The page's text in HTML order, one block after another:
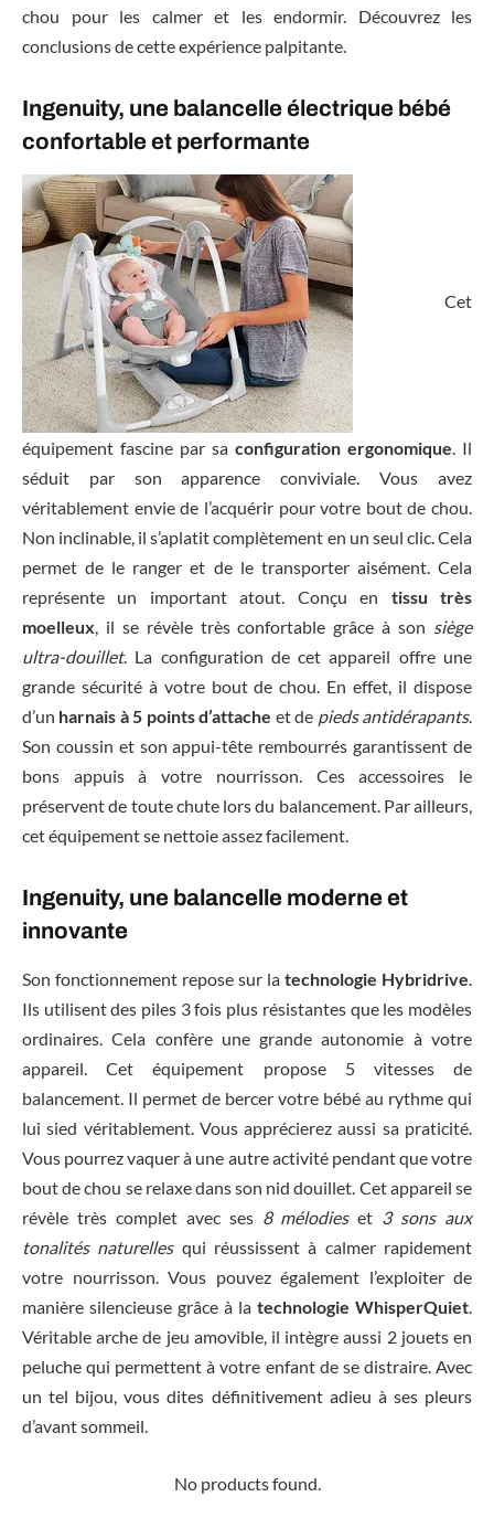
chou pour les calmer et les endormir. Découvrez les
conclusions de cette expérience palpitante.
Ingenuity, une balancelle électrique bébé
confortable et performante
Cet
équipement fascine par sa configuration ergonomique. Il
séduit par son apparence conviviale. Vous avez
véritablement envie de l’acquérir pour votre bout de chou.
Non inclinable, il s’aplatit complètement en un seul clic. Cela
permet de le ranger et de le transporter aisément. Cela
représente un important atout. Conçu en tissu très
moelleux, il se révèle très confortable grâce à son siège
ultra-douillet. La configuration de cet appareil offre une
grande sécurité à votre bout de chou. En effet, il dispose
d’un harnais à 5 points d’attache et de pieds antidérapants.
Son coussin et son appui-tête rembourrés garantissent de
bons appuis à votre nourrisson. Ces accessoires le
préservent de toute chute lors du balancement. Par ailleurs,
cet équipement se nettoie assez facilement.
Ingenuity, une balancelle moderne et
innovante
Son fonctionnement repose sur la technologie Hybridrive.
Ils utilisent des piles 3 fois plus résistantes que les modèles
ordinaires. Cela confère une grande autonomie à votre
appareil. Cet équipement propose 5 vitesses de
balancement. Il permet de bercer votre bébé au rythme qui
lui sied véritablement. Vous apprécierez aussi sa praticité.
Vous pourrez vaquer à une autre activité pendant que votre
bout de chou se relaxe dans son nid douillet. Cet appareil se
révèle très complet avec ses 8 mélodieset 3 sons aux
tonalités naturellesqui réussissent à calmer rapidement
votre nourrisson. Vous pouvez également l’exploiter de
manière silencieuse grâce à la technologie WhisperQuiet.
Véritable arche de jeu amovible, il intègre aussi 2 jouets en
peluche qui permettent à votre enfant de se distraire. Avec
un tel bijou, vous dites définitivement adieu à ses pleurs
d’avant sommeil.
No products found.